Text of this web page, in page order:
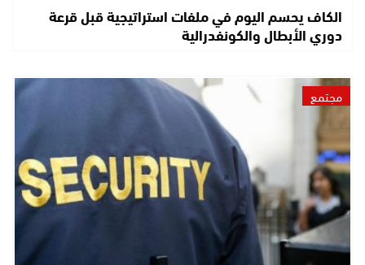
الكاف يحسم اليوم في ملفات استراتيجية قبل قرعة
دوري الأبطال والكونفدرالية
مجتمع